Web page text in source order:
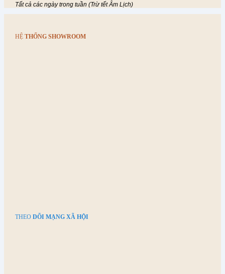
Tất cả các ngày trong tuần (Trừ tết Âm Lịch)
HỆTHỐNG SHOWROOM
THEODÕI MẠNG XÃ HỘI